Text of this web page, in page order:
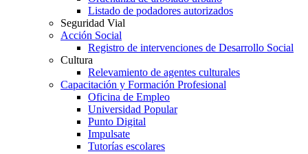
Listado de podadores autorizados
Seguridad Vial
Acción Social
Registro de intervenciones de Desarrollo Social
Cultura
Relevamiento de agentes culturales
Capacitación y Formación Profesional
Oficina de Empleo
Universidad Popular
Punto Digital
Impulsate
Tutorías escolares